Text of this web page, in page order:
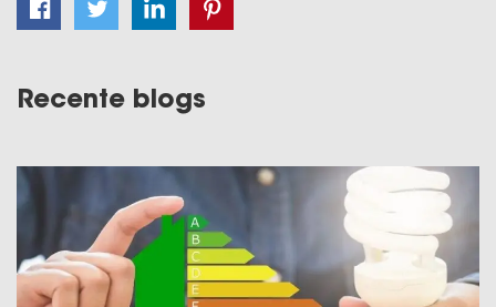
Recente blogs